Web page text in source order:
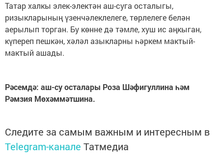
Татар халкы элек-электән аш-суга осталыгы,
ризыкларының үзенчәлеклелеге, төрлелеге белән
аерылып торган. Бу көнне дә тәмле, хуш ис аңкыган,
күпереп пешкән, хәләл азыкларны һәркем мактый-
мактый ашады.
Рәсемдә: аш-су осталары Роза Шәфигуллина һәм
Рәмзия Мөхәммәтшина.
Следите за самым важным и интересным в
Telegram-канале Татмедиа